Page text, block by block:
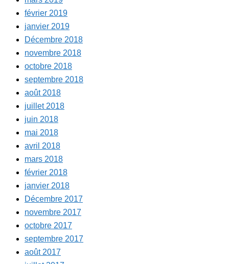
février 2019
janvier 2019
Décembre 2018
novembre 2018
octobre 2018
septembre 2018
août 2018
juillet 2018
juin 2018
mai 2018
avril 2018
mars 2018
février 2018
janvier 2018
Décembre 2017
novembre 2017
octobre 2017
septembre 2017
août 2017